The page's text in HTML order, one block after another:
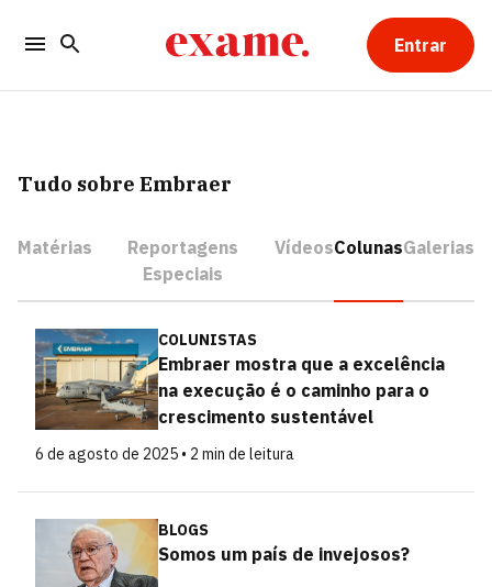
Entrar
Tudo sobre Embraer
Matérias
Reportagens
Especiais
VídeosColunasGalerias
COLUNISTAS
Embraer mostra que a excelência
na execução é o caminho para o
crescimento sustentável
6 de agosto de 2025 • 2 min de leitura
BLOGS
Somos um país de invejosos?